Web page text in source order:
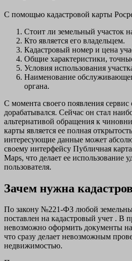
С помощью кадастровой карты
Стоит ли земельный участок
Кто является его владельцем.
Кадастровый номер и цена
Общие характеристики,
Условия использования
Наименование
органа.
С момента своего появления сервис
дорабатывался. Сейчас он стал
альтернативой обращения к
карты является ее полная
интересующие данные может
своему интерфейсу Публичная
Maps, что делает ее
пользователя.
Зачем нужна
По закону №221-ФЗ любой
поставлен на кадастровый учет . В
невозможно оформить документы
что сразу делает невозможным
недвижимостью.